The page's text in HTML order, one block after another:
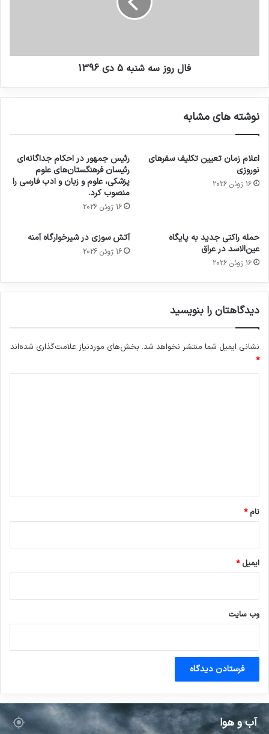
فال روز سه شنبه 5 دی 1396
نوشته های مشابه
اعلام زمان تعیین تکلیف سفرهای
نوروزی
16 ژوئن 2026
رئیس جمهور در احکام جداگانه‌ای
رئیسان فرهنگستان‌های علوم
پزشکی، علوم و زبان و ادب فارسی را
منصوب کرد.
16 ژوئن 2026
حمله راکتی جدید به پایگاه
عین‌الاسد در عراق
16 ژوئن 2026
آتش سوزی در شیرخوارگاه آمنه
16 ژوئن 2026
دیدگاهتان را بنویسید
نشانی ایمیل شما منتشر نخواهد شد. بخش‌های موردنیاز علامت‌گذاری شده‌اند
*
نام*
ایمیل*
وب‌ سایت
آب و هوا